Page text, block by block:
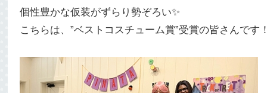
個性豊かな仮装がずらり勢ぞろい✨
こちらは、”ベストコスチューム賞”受賞の皆さんです